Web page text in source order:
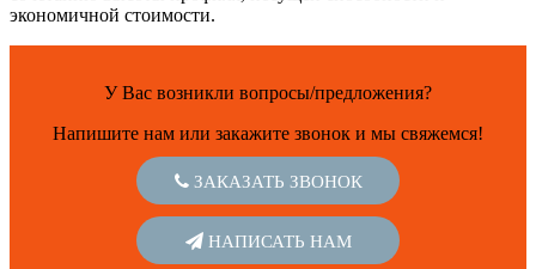
экономичной стоимости.
У Вас возникли вопросы/предложения?
Напишите нам или закажите звонок и мы свяжемся!
ЗАКАЗАТЬ ЗВОНОК
НАПИСАТЬ НАМ